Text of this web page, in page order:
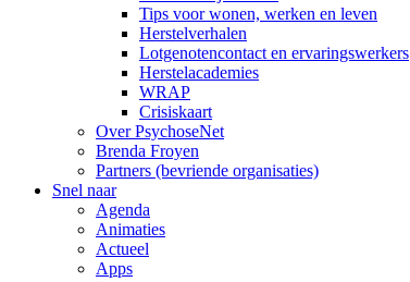
Tips voor wonen, werken en leven
Herstelverhalen
Lotgenotencontact en ervaringswerkers
Herstelacademies
WRAP
Crisiskaart
Over PsychoseNet
Brenda Froyen
Partners (bevriende organisaties)
Snel naar
Agenda
Animaties
Actueel
Apps